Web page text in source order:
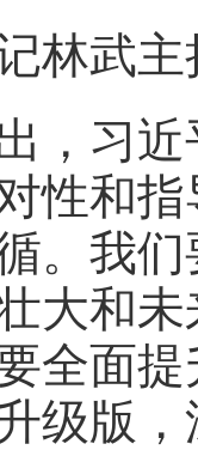
林武
，习
性和
。我
大和
全面
级版，